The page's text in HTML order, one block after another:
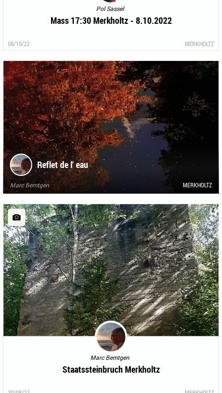
Pol Sassel
Mass 17:30 Merkholtz - 8.10.2022
08/10/22 MERKHOLTZ
Reflet de l' eau
Marc Bemtgen MERKHOLTZ
Marc Bemtgen
Staatssteinbruch Merkholtz